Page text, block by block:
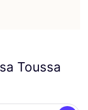
Toussa